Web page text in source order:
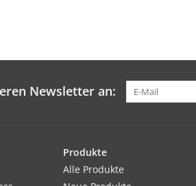
Newsletter an:
Produkte
Alle Produkte